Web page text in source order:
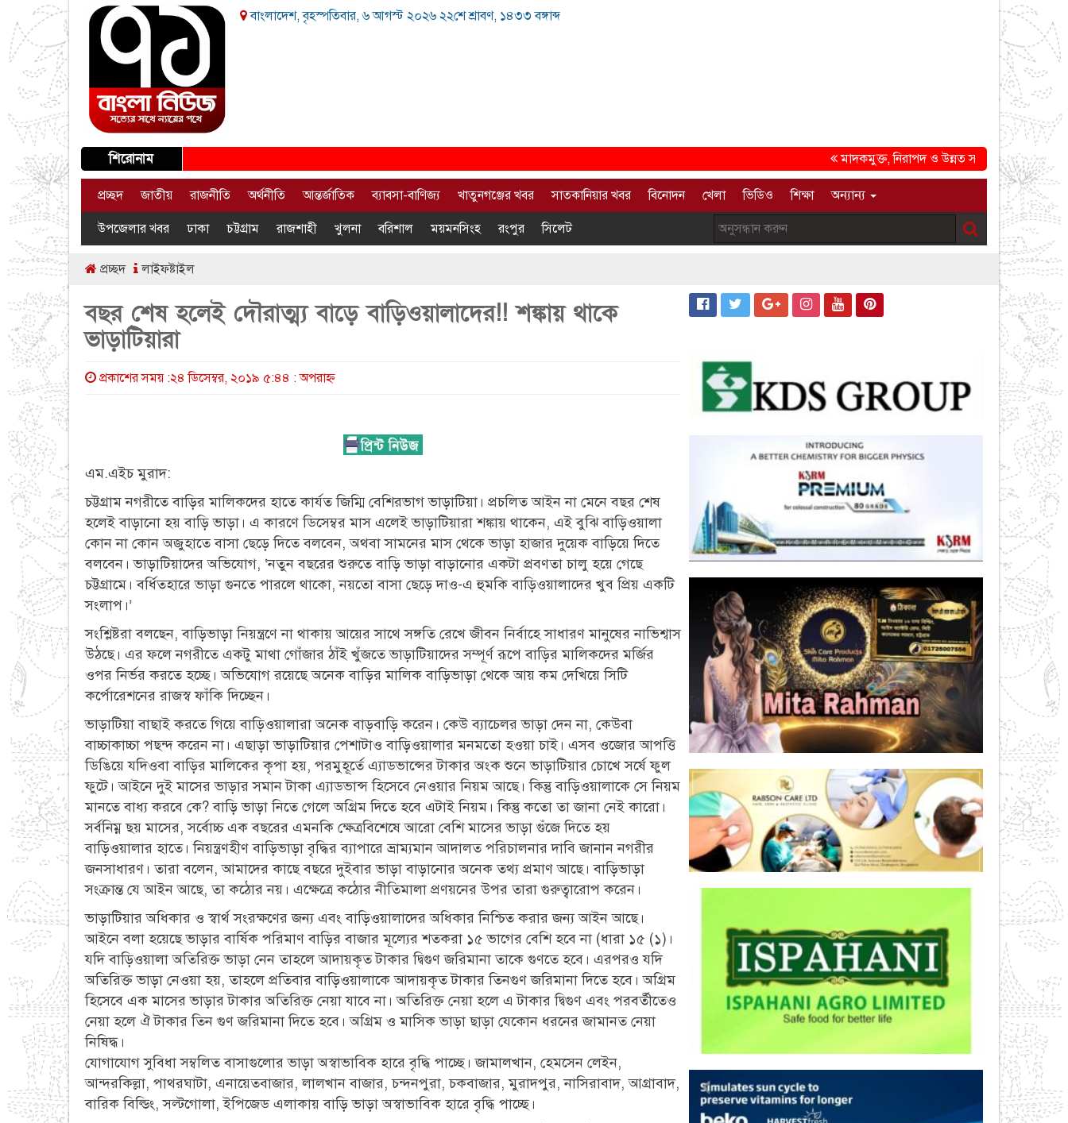
বাংলাদেশ, বৃহস্পতিবার, ৬ আগস্ট ২০২৬ ২২শে শ্রাবণ, ১৪৩৩ বঙ্গাব্দ
শিরোনাম মাদকমুক্ত, নিরাপদ ও উন্নত সমাজ গড়ার প্রত্যয়ে
প্রচ্ছদ জাতীয় রাজনীতি অর্থনীতি আন্তর্জাতিক ব্যাবসা-বাণিজ্য খাতুনগঞ্জের খবর সাতকানিয়ার খবর বিনোদন খেলা ভিডিও শিক্ষা অন্যান্য
উপজেলার খবর ঢাকা চট্টগ্রাম রাজশাহী খুলনা বরিশাল ময়মনসিংহ রংপুর সিলেট
প্রচ্ছদ লাইফষ্টাইল
বছর শেষ হলেই দৌরাত্ম্য বাড়ে বাড়িওয়ালাদের!! শঙ্কায় থাকে
ভাড়াটিয়ারা
প্রকাশের সময় :২৪ ডিসেম্বর, ২০১৯ ৫:৪৪ : অপরাহ্ণ
এম.এইচ মুরাদ:
চট্টগ্রাম নগরীতে বাড়ির মালিকদের হাতে কার্যত জিম্মি বেশিরভাগ ভাড়াটিয়া। প্রচলিত আইন না মেনে বছর শেষ
হলেই বাড়ানো হয় বাড়ি ভাড়া। এ কারণে ডিসেম্বর মাস এলেই ভাড়াটিয়ারা শঙ্কায় থাকেন, এই বুঝি বাড়িওয়ালা
কোন না কোন অজুহাতে বাসা ছেড়ে দিতে বলবেন, অথবা সামনের মাস থেকে ভাড়া হাজার দুয়েক বাড়িয়ে দিতে
বলবেন। ভাড়াটিয়াদের অভিযোগ, ‘নতুন বছরের শুরুতে বাড়ি ভাড়া বাড়ানোর একটা প্রবণতা চালু হয়ে গেছে
চট্টগ্রামে। বর্ধিতহারে ভাড়া গুনতে পারলে থাকো, নয়তো বাসা ছেড়ে দাও-এ হুমকি বাড়িওয়ালাদের খুব প্রিয় একটি
সংলাপ।’
সংশ্লিষ্টরা বলছেন, বাড়িভাড়া নিয়ন্ত্রণে না থাকায় আয়ের সাথে সঙ্গতি রেখে জীবন নির্বাহে সাধারণ মানুষের নাভিশ্বাস
উঠছে। এর ফলে নগরীতে একটু মাথা গোঁজার ঠাঁই খুঁজতে ভাড়াটিয়াদের সম্পূর্ণ রূপে বাড়ির মালিকদের মর্জির
ওপর নির্ভর করতে হচ্ছে। অভিযোগ রয়েছে অনেক বাড়ির মালিক বাড়িভাড়া থেকে আয় কম দেখিয়ে সিটি
কর্পোরেশনের রাজস্ব ফাঁকি দিচ্ছেন।
ভাড়াটিয়া বাছাই করতে গিয়ে বাড়িওয়ালারা অনেক বাড়বাড়ি করেন। কেউ ব্যাচেলর ভাড়া দেন না, কেউবা
বাচ্চাকাচ্চা পছন্দ করেন না। এছাড়া ভাড়াটিয়ার পেশাটাও বাড়িওয়ালার মনমতো হওয়া চাই। এসব ওজোর আপত্তি
ডিঙিয়ে যদিওবা বাড়ির মালিকের কৃপা হয়, পরমুহূর্তে এ্যাডভান্সের টাকার অংক শুনে ভাড়াটিয়ার চোখে সর্ষে ফুল
ফুটে। আইনে দুই মাসের ভাড়ার সমান টাকা এ্যাডভান্স হিসেবে নেওয়ার নিয়ম আছে। কিন্তু বাড়িওয়ালাকে সে নিয়ম
মানতে বাধ্য করবে কে? বাড়ি ভাড়া নিতে গেলে অগ্রিম দিতে হবে এটাই নিয়ম। কিন্তু কতো তা জানা নেই কারো।
সর্বনিম্ন ছয় মাসের, সর্বোচ্চ এক বছরের এমনকি ক্ষেত্রবিশেষে আরো বেশি মাসের ভাড়া গুঁজে দিতে হয়
বাড়িওয়ালার হাতে। নিয়ন্ত্রণহীণ বাড়িভাড়া বৃদ্ধির ব্যাপারে ভ্রাম্যমান আদালত পরিচালনার দাবি জানান নগরীর
জনসাধারণ। তারা বলেন, আমাদের কাছে বছরে দুইবার ভাড়া বাড়ানোর অনেক তথ্য প্রমাণ আছে। বাড়িভাড়া
সংক্রান্ত যে আইন আছে, তা কঠোর নয়। এক্ষেত্রে কঠোর নীতিমালা প্রণয়নের উপর তারা গুরুত্বারোপ করেন।
ভাড়াটিয়ার অধিকার ও স্বার্থ সংরক্ষণের জন্য এবং বাড়িওয়ালাদের অধিকার নিশ্চিত করার জন্য আইন আছে।
আইনে বলা হয়েছে ভাড়ার বার্ষিক পরিমাণ বাড়ির বাজার মূল্যের শতকরা ১৫ ভাগের বেশি হবে না (ধারা ১৫ (১)।
যদি বাড়িওয়ালা অতিরিক্ত ভাড়া নেন তাহলে আদায়কৃত টাকার দ্বিগুণ জরিমানা তাকে গুণতে হবে। এরপরও যদি
অতিরিক্ত ভাড়া নেওয়া হয়, তাহলে প্রতিবার বাড়িওয়ালাকে আদায়কৃত টাকার তিনগুণ জরিমানা দিতে হবে। অগ্রিম
হিসেবে এক মাসের ভাড়ার টাকার অতিরিক্ত নেয়া যাবে না। অতিরিক্ত নেয়া হলে এ টাকার দ্বিগুণ এবং পরবর্তীতেও
নেয়া হলে ঐ টাকার তিন গুণ জরিমানা দিতে হবে। অগ্রিম ও মাসিক ভাড়া ছাড়া যেকোন ধরনের জামানত নেয়া
নিষিদ্ধ।
যোগাযোগ সুবিধা সম্বলিত বাসাগুলোর ভাড়া অস্বাভাবিক হারে বৃদ্ধি পাচ্ছে। জামালখান, হেমসেন লেইন,
আন্দরকিল্লা, পাথরঘাটা, এনায়েতবাজার, লালখান বাজার, চন্দনপুরা, চকবাজার, মুরাদপুর, নাসিরাবাদ, আগ্রাবাদ,
বারিক বিল্ডিং, সল্টগোলা, ইপিজেড এলাকায় বাড়ি ভাড়া অস্বাভাবিক হারে বৃদ্ধি পাচ্ছে।